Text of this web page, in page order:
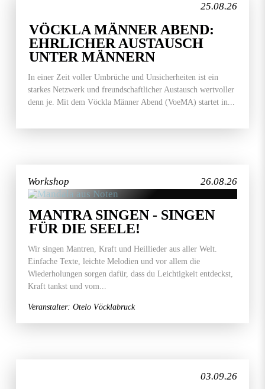
25.08.26
VÖCKLA MÄNNER ABEND:
EHRLICHER AUSTAUSCH
UNTER MÄNNERN
In einer Zeit voller Umbrüche und Unsicherheiten ist ein
starkes Netzwerk und freundschaftlicher Austausch wertvoller
denn je. Mit dem Vöckla Männer Abend (VoeMA) startet in...
26.08.26
Workshop
MANTRA SINGEN - SINGEN
FÜR DIE SEELE!
Wir singen Mantren, Kraft und Heillieder aus aller Welt.
Einfache Texte, leichte Melodien und vor allem die
Wiederholungen sorgen dafür, dass du Leichtigkeit entdeckst,
Kraft tankst und vom...
Veranstalter: Otelo Vöcklabruck
03.09.26